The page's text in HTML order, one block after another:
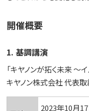
開催概要
1. 基調講演
「キヤノンが拓く未来 ～
キヤノン株式会社 代表
2023年10月17